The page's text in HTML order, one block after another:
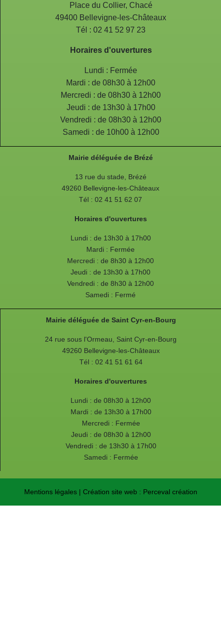
Place du Collier, Chacé
49400 Bellevigne-les-Châteaux
Tél : 02 41 52 97 23
Horaires d'ouvertures
Lundi : Fermée
Mardi : de 08h30 à 12h00
Mercredi : de 08h30 à 12h00
Jeudi : de 13h30 à 17h00
Vendredi : de 08h30 à 12h00
Samedi : de 10h00 à 12h00
Mairie déléguée de Brézé
13 rue du stade, Brézé
49260 Bellevigne-les-Châteaux
Tél : 02 41 51 62 07
Horaires d'ouvertures
Lundi : de 13h30 à 17h00
Mardi : Fermée
Mercredi : de 8h30 à 12h00
Jeudi : de 13h30 à 17h00
Vendredi : de 8h30 à 12h00
Samedi : Fermé
Mairie déléguée de Saint Cyr-en-Bourg
24 rue sous l'Ormeau, Saint Cyr-en-Bourg
49260 Bellevigne-les-Châteaux
Tél : 02 41 51 61 64
Horaires d'ouvertures
Lundi : de 08h30 à 12h00
Mardi : de 13h30 à 17h00
Mercredi : Fermée
Jeudi : de 08h30 à 12h00
Vendredi : de 13h30 à 17h00
Samedi : Fermée
Mentions légales| Création site web : Perceval création